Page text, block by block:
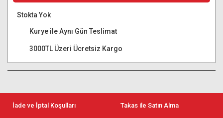
Stokta Yok
Kurye ile Aynı Gün Teslimat
3000TL Üzeri Ücretsiz Kargo
İade ve İptal Koşulları Takas ile Satın Alma